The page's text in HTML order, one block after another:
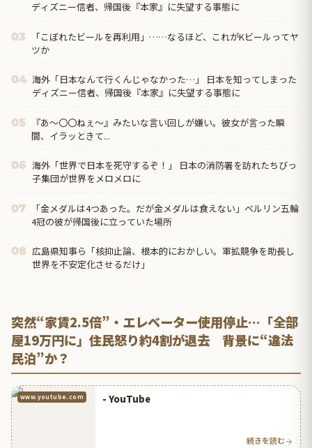
ディズニー信者、帰国後『本家』に失望する事態に
03
「こぼれたビールを再利用」……なるほど、これがKビールってヤ
ツか
04 海外「日本なんて行くんじゃなかった…」 日本を知ってしまった
ディズニー信者、帰国後『本家』に失望する事態に
05
『あ～〇〇ねぇ～』みたいな言い回しが嫌い。彼女が言った瞬
間、イラッときて...
06 海外「世界で日本を死守するぞ！」 日本の消防署を訪れたちびっ
子集団が世界をメロメロに
07
「金メダルは4つあった。だが金メダルは食えない」ベルリン五輪
4冠の彼が帰国後に立っていた場所
08 広島県知事ら「核抑止論、根本的におかしい。軍拡競争を助長し
世界を不安定化させるだけ」
突然“家賃2.5倍”・エレベーター使用停止…「全部
屋19万円に」住民怒り約4割が退去 背景に“違法
民泊”か？
www.youtube.com - YouTube
続きを読む